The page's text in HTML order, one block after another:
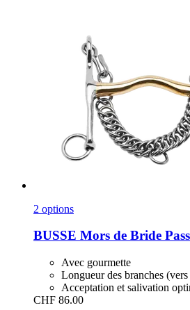
2 options
BUSSE Mors de Bride
Avec gourmette
Longueur des branches
Acceptation et salivation
CHF 86.00